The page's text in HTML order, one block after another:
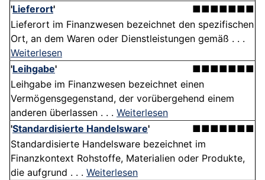
'Lieferort'
■■■■■■■
Lieferort im Finanzwesen bezeichnet den spezifischen
Ort, an dem Waren oder Dienstleistungen gemäß . . .
Weiterlesen
'Leihgabe'
■■■■■■■
Leihgabe im Finanzwesen bezeichnet einen
Vermögensgegenstand, der vorübergehend einem
anderen überlassen . . . Weiterlesen
'Standardisierte Handelsware'
■■■■■■■
Standardisierte Handelsware bezeichnet im
Finanzkontext Rohstoffe, Materialien oder Produkte,
die aufgrund . . . Weiterlesen